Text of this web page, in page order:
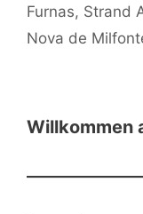
Furnas, Strand
Nova de
Willkommen